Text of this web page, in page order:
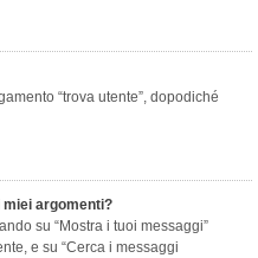
“trova utente”, dopodiché
argomenti?
su “Mostra i tuoi messaggi”
e su “Cerca i messaggi